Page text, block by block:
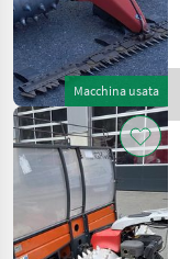
Macchina usata